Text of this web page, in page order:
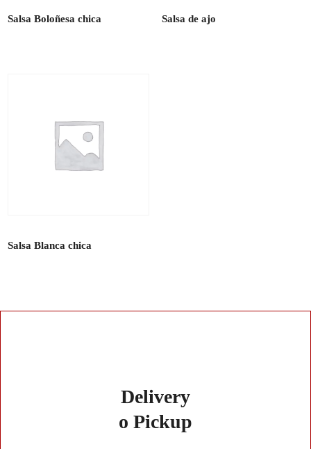
Salsa Boloñesa chica Salsa de ajo
Salsa Blanca chica
Delivery
o Pickup